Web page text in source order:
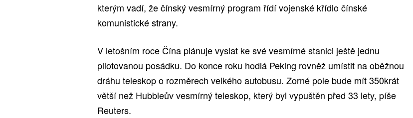
kterým vadí, že čínský vesmírný program řídí vojenské křídlo čínské
komunistické strany.
V letošním roce Čína plánuje vyslat ke své vesmírné stanici ještě jednu
pilotovanou posádku. Do konce roku hodlá Peking rovněž umístit na oběžnou
dráhu teleskop o rozměrech velkého autobusu. Zorné pole bude mít 350krát
větší než Hubbleův vesmírný teleskop, který byl vypuštěn před 33 lety, píše
Reuters.